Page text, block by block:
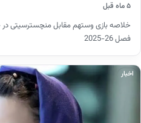
۵ ماه قبل
خلاصه بازی وستهم مقابل منچسترسیتی
فصل 26-2025
اخبار